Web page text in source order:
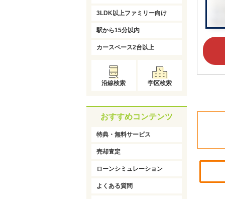
3LDK以上ファミリー向け
駅から15分以内
カースペース2台以上
沿線検索 学区検索
おすすめコンテンツ
特典・無料サービス
売却査定
ローンシミュレーション
よくある質問